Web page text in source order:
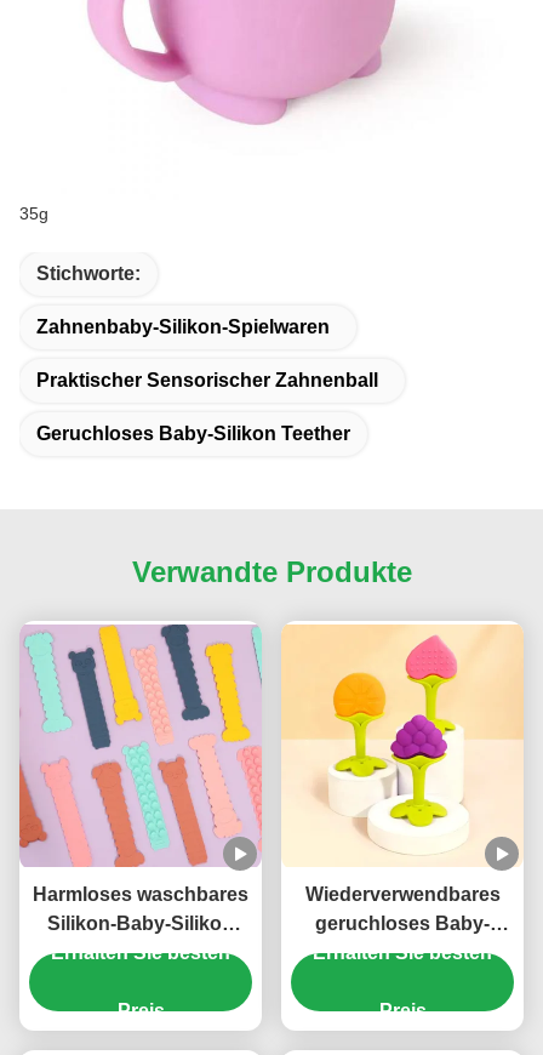
35g
Stichworte:
Zahnenbaby-Silikon-Spielwaren
Praktischer Sensorischer Zahnenball
Geruchloses Baby-Silikon Teether
Verwandte Produkte
Harmloses waschbares
Silikon-Baby-Silikon
spielt ungiftiges
Erhalten Sie besten
Preis
Wiederverwendbares
geruchloses Baby-
Silikon Teether,
sensorisches
Erhalten Sie besten
Preis